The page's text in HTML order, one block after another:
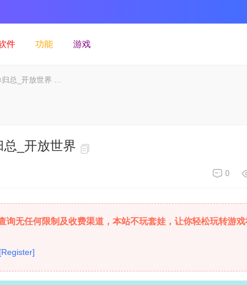
件 功能 游戏
归总_开放世界 ...
总_开放世界
0
询无任何限制及收费渠道，本站不玩套娃，让你轻松玩转游戏